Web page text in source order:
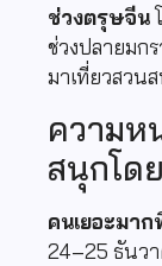
ช่วงตรุษจีน
ช่วงปลายมก
มาเที่ยวสวน
ความห
สนุกโด
คนเยอะมาก
24–25 ธันวา